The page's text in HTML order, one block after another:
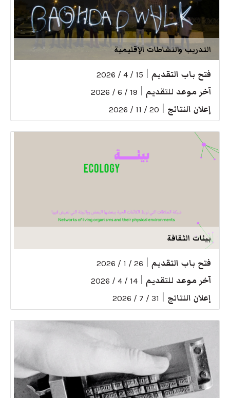
التدريب والنشاطات الإقليمية
فتح باب التقديم 15 / 4 / 2026
آخر موعد للتقديم 19 / 6 / 2026
إعلان النتائج 20 / 11 / 2026
بيئات الثقافة
فتح باب التقديم 26 / 1 / 2026
آخر موعد للتقديم 14 / 4 / 2026
إعلان النتائج 31 / 7 / 2026